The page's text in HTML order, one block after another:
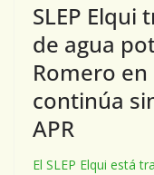
SLEP
de agua
Romero en
continúa
APR
El SLEP Elqui está